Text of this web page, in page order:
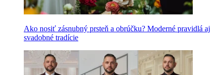
Ako nosiť zásnubný prsteň a obrúčku? Moderné pravidlá aj
svadobné tradície